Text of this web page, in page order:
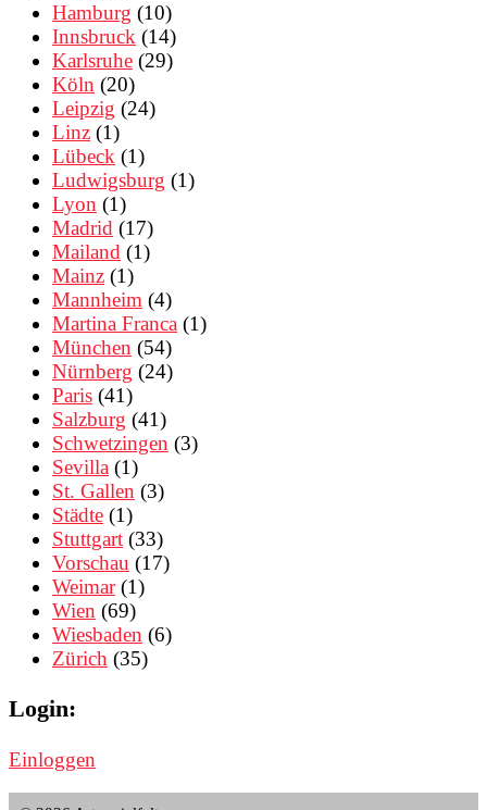
Hamburg (10)
Innsbruck (14)
Karlsruhe (29)
Köln (20)
Leipzig (24)
Linz (1)
Lübeck (1)
Ludwigsburg (1)
Lyon (1)
Madrid (17)
Mailand (1)
Mainz (1)
Mannheim (4)
Martina Franca (1)
München (54)
Nürnberg (24)
Paris (41)
Salzburg (41)
Schwetzingen (3)
Sevilla (1)
St. Gallen (3)
Städte (1)
Stuttgart (33)
Vorschau (17)
Weimar(1)
Wien (69)
Wiesbaden (6)
Zürich (35)
Login:
Einloggen